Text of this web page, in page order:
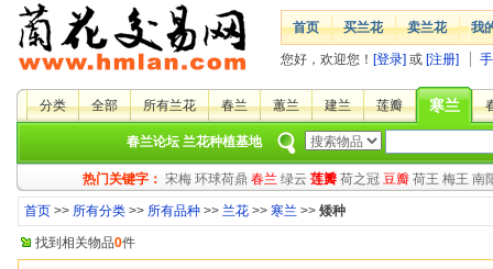
首页 买兰花 卖兰花 我
您好，欢迎您！ [登录] 或 [注册]
分类 全部 所有兰花 春兰 蕙兰 建兰 莲瓣 寒兰
春兰论坛 兰花种植基地
热门关键字： 宋梅 环球荷鼎 春兰 绿云 莲瓣 荷之冠 豆瓣 荷王 梅王 南
首页 >> 所有分类 >> 所有品种 >> 兰花 >> 寒兰 >> 矮种
找到相关物品0件